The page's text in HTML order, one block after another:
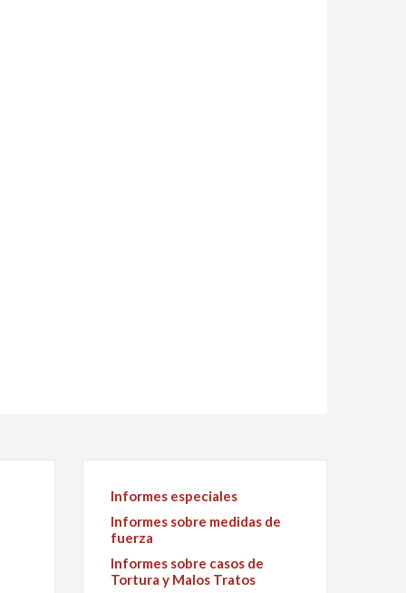
Informes especiales
Informes sobre medidas de
fuerza
Informes sobre casos de
Tortura y Malos Tratos